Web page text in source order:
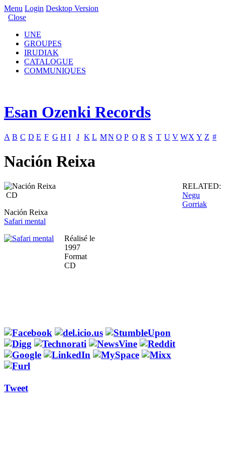
Menu Login Desktop Version
Close
UNE
GROUPES
IRUDIAK
CATALOGUE
COMMUNIQUES
Esan Ozenki Records
A B C D E F G H I J K L MN O P Q R S T U V WX Y Z #
Nación Reixa
CD
Nación Reixa
Safari mental
Réalisé le
1997
Format
CD
Tweet
RELATED:
Negu
Gorriak